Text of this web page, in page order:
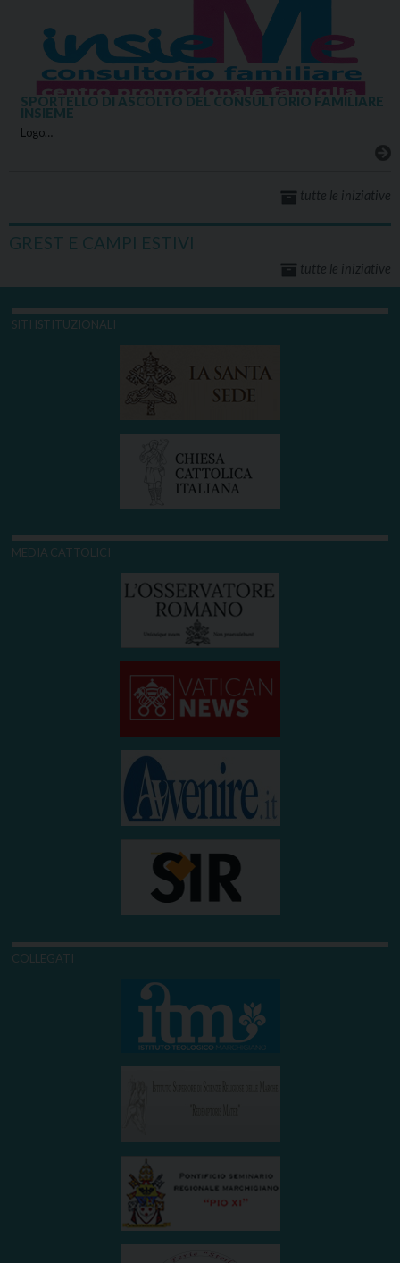
SPORTELLO DI ASCOLTO DEL CONSULTORIO FAMILIARE
INSIEME
Logo…
tutte le iniziative
GREST E CAMPI ESTIVI
tutte le iniziative
SITI ISTITUZIONALI
MEDIA CATTOLICI
COLLEGATI